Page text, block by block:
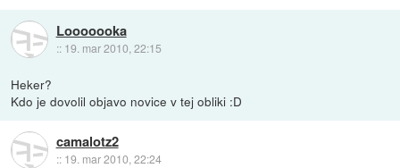
Looooooka
:: 19. mar 2010, 22:15
Heker?
Kdo je dovolil objavo novice v tej obliki :D
camalotz2
:: 19. mar 2010, 22:24